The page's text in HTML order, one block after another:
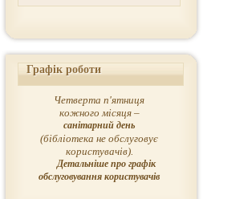
Графік роботи
Четверта п'ятниця
кожного місяця –
санітарний день
(бібліотека не обслуговує
користувачів).
Детальніше про графік
обслуговування користувачів